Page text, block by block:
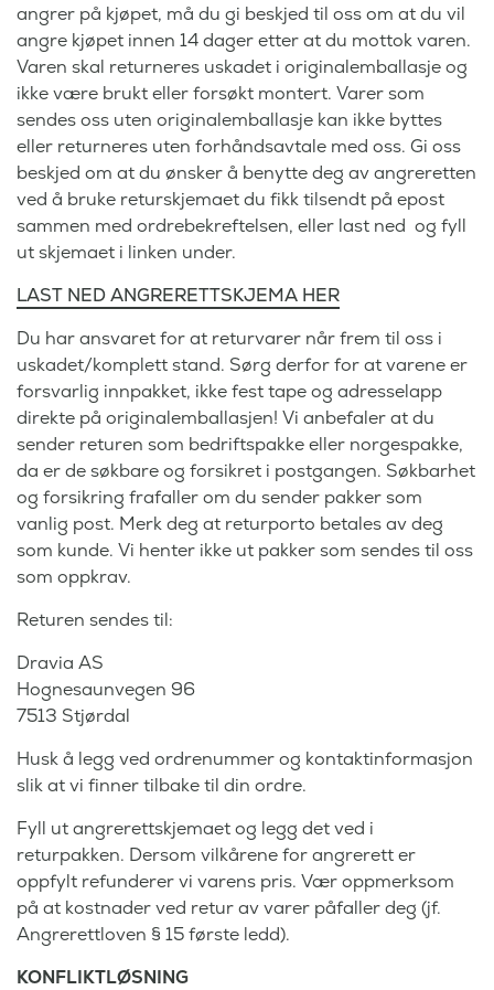
angrer på kjøpet, må du gi beskjed til oss om at du vil
angre kjøpet innen 14 dager etter at du mottok varen.
Varen skal returneres uskadet i originalemballasje og
ikke være brukt eller forsøkt montert. Varer som
sendes oss uten originalemballasje kan ikke byttes
eller returneres uten forhåndsavtale med oss. Gi oss
beskjed om at du ønsker å benytte deg av angreretten
ved å bruke returskjemaet du fikk tilsendt på epost
sammen med ordrebekreftelsen, eller last ned og fyll
ut skjemaet i linken under.
LAST NED ANGRERETTSKJEMA HER
Du har ansvaret for at returvarer når frem til oss i
uskadet/komplett stand. Sørg derfor for at varene er
forsvarlig innpakket, ikke fest tape og adresselapp
direkte på originalemballasjen! Vi anbefaler at du
sender returen som bedriftspakke eller norgespakke,
da er de søkbare og forsikret i postgangen. Søkbarhet
og forsikring frafaller om du sender pakker som
vanlig post. Merk deg at returporto betales av deg
som kunde. Vi henter ikke ut pakker som sendes til oss
som oppkrav.
Returen sendes til:
Dravia AS
Hognesaunvegen 96
7513 Stjørdal
Husk å legg ved ordrenummer og kontaktinformasjon
slik at vi finner tilbake til din ordre.
Fyll ut angrerettskjemaet og legg det ved i
returpakken. Dersom vilkårene for angrerett er
oppfylt refunderer vi varens pris. Vær oppmerksom
på at kostnader ved retur av varer påfaller deg (jf.
Angrerettloven § 15 første ledd).
KONFLIKTLØSNING